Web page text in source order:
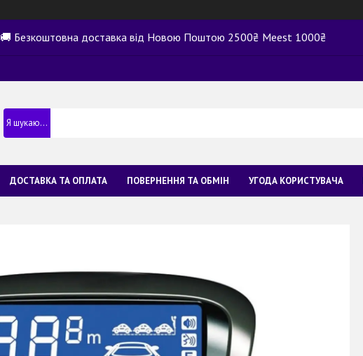
🚚 Безкоштовна доставка від Новою Поштою 2500₴ Meest 1000₴
ДОСТАВКА ТА ОПЛАТА ПОВЕРНЕННЯ ТА ОБМІН УГОДА КОРИСТУВАЧА